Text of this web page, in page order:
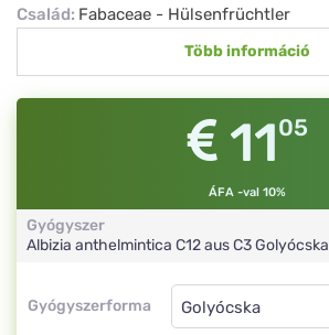
Család: Fabaceae - Hülsenfrüchtler
Több információ
1105
ÁFA -val 10%
Gyógyszer
Albizia anthelmintica C12 aus C3Golyócska
Gyógyszerforma
Gyógyszerforma